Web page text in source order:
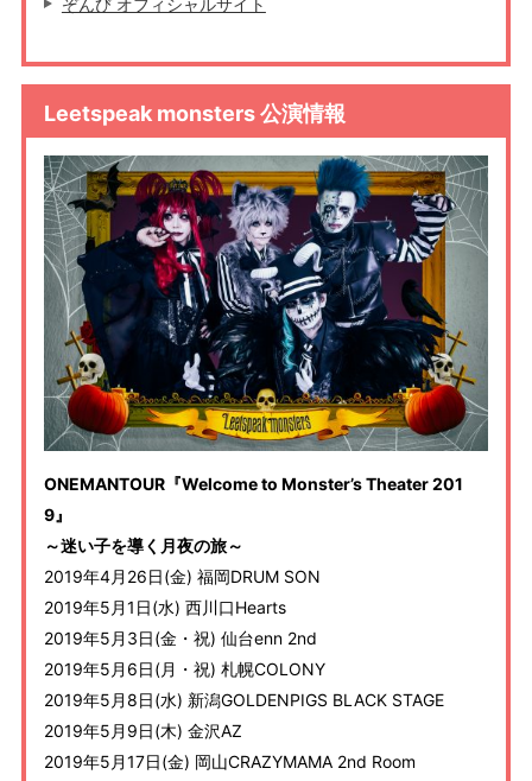
ぞんび オフィシャルサイト
Leetspeak monsters 公演情報
ONEMANTOUR『Welcome to Monster’s Theater 201
9』
～迷い子を導く月夜の旅～
2019年4月26日(金) 福岡DRUM SON
2019年5月1日(水) 西川口Hearts
2019年5月3日(金・祝) 仙台enn 2nd
2019年5月6日(月・祝) 札幌COLONY
2019年5月8日(水) 新潟GOLDENPIGS BLACK STAGE
2019年5月9日(木) 金沢AZ
2019年5月17日(金) 岡山CRAZYMAMA 2nd Room